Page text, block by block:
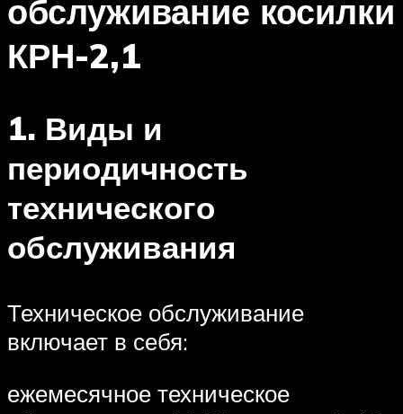
обслуживание косилки
КРН-2,1
1. Виды и
периодичность
технического
обслуживания
Техническое обслуживание
включает в себя:
ежемесячное техническое